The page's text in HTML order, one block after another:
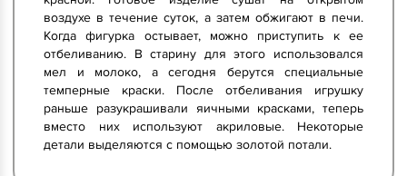
воздухе в течение суток, а затем обжигают в печи.
Когда фигурка остывает, можно приступить к ее
отбеливанию. В старину для этого использовался
мел и молоко, а сегодня берутся специальные
темперные краски. После отбеливания игрушку
раньше разукрашивали яичными красками, теперь
вместо них используют акриловые. Некоторые
детали выделяются с помощью золотой потали.